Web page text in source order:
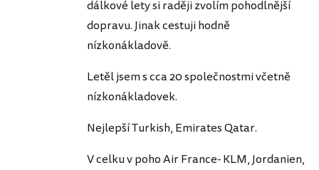
dálkové lety si raději zvolím pohodlnější
dopravu. Jinak cestuji hodně
nízkonákladově.
Letěl jsem s cca 20 společnostmi včetně
nízkonákladovek.
Nejlepší Turkish, Emirates Qatar.
V celku v poho Air France- KLM, Jordanien,